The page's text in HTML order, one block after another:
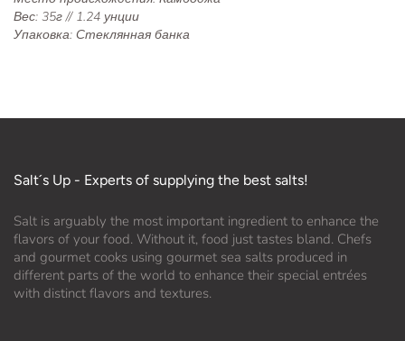
Вес: 35г // 1.24 унции
Упаковка: Стеклянная банка
Salt´s Up - Experts of supplying the best salts!
Salt is arguably the most important ingredient to enhance the
flavors of your food. Without it, food just tastes bland. Chefs
and gourmet cooks using gourmet sea salts produced in
different parts of the world to enhance their special entrées
with distinct flavors and textures.